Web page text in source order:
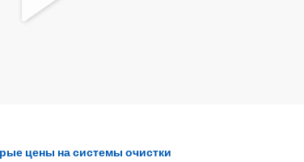
цены на системы очистки